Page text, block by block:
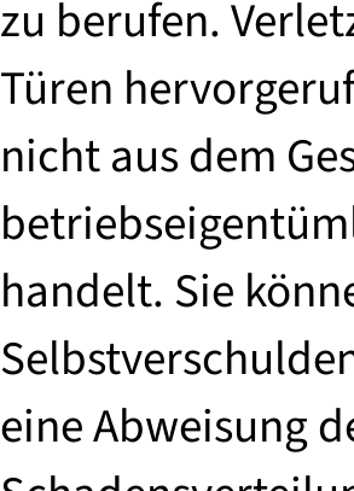
zu berufen.
Türen
nicht aus dem
handelt. Sie
eine Abweisung